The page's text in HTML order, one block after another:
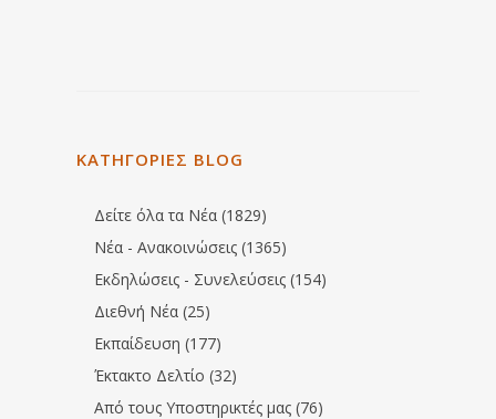
ΚΑΤΗΓΟΡΙΕΣ BLOG
Δείτε όλα τα Νέα (1829)
Νέα - Ανακοινώσεις (1365)
Εκδηλώσεις - Συνελεύσεις (154)
Διεθνή Νέα (25)
Εκπαίδευση (177)
Έκτακτο Δελτίο (32)
Από τους Υποστηρικτές μας (76)